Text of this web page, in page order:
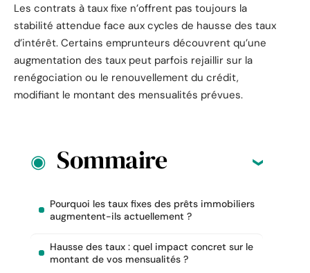
Les contrats à taux fixe n’offrent pas toujours la
stabilité attendue face aux cycles de hausse des taux
d’intérêt. Certains emprunteurs découvrent qu’une
augmentation des taux peut parfois rejaillir sur la
renégociation ou le renouvellement du crédit,
modifiant le montant des mensualités prévues.
Sommaire
Pourquoi les taux fixes des prêts immobiliers
augmentent-ils actuellement ?
Hausse des taux : quel impact concret sur le
montant de vos mensualités ?